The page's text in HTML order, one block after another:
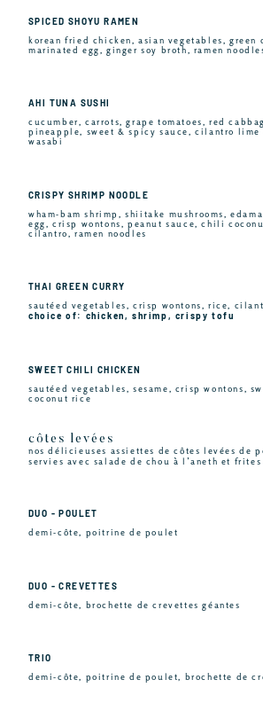
SPICED SHOYU RAMEN
korean fried chicken, asian vegetables, green
marinated egg, ginger soy broth, ramen
AHI TUNA SUSHI
cucumber, carrots, grape tomatoes, red
pineapple, sweet & spicy sauce, cilantro
wasabi
CRISPY SHRIMP NOODLE
wham-bam shrimp, shiitake mushrooms,
egg, crisp wontons, peanut sauce, chili
cilantro, ramen noodles
THAI GREEN CURRY
sautéed vegetables, crisp wontons, rice,
choice of: chicken, shrimp, crispy tofu
SWEET CHILI CHICKEN
sautéed vegetables, sesame, crisp wontons,
coconut rice
côtes levées
nos délicieuses assiettes de côtes levées de
servies avec salade de chou à l’aneth et frites
DUO - POULET
demi-côte, poitrine de poulet
DUO - CREVETTES
demi-côte, brochette de crevettes géantes
TRIO
demi-côte, poitrine de poulet, brochette de